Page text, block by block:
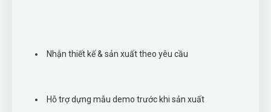
Nhận thiết kế & sản xuất theo yêu cầu
Hỗ trợ dựng mẫu demo trước khi sản xuất